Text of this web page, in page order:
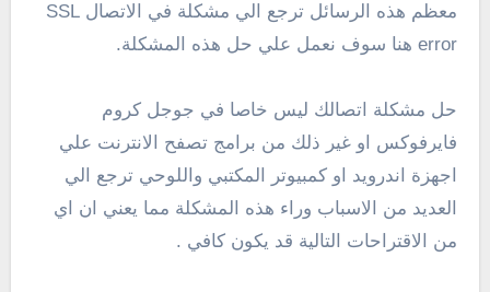
معظم هذه الرسائل ترجع الي مشكلة في الاتصال SSL
error هنا سوف نعمل علي حل هذه المشكلة.
حل مشكلة اتصالك ليس خاصا في جوجل كروم
فايرفوكس او غير ذلك من برامج تصفح الانترنت علي
اجهزة اندرويد او كمبيوتر المكتبي واللوحي ترجع الي
العديد من الاسباب وراء هذه المشكلة مما يعني ان اي
من الاقتراحات التالية قد يكون كافي .